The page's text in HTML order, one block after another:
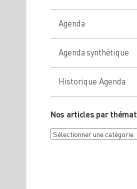
Agenda
Agenda synthétique
Historique Agenda
Nos articles par
Nos
articles